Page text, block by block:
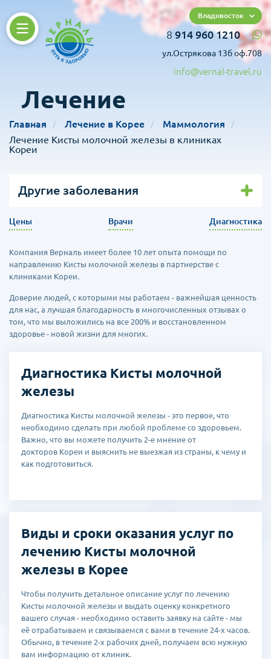
Владивосток
8 914 960 1210
ул.Острякова 13б оф.708
info@vernal-travel.ru
Лечение
Главная Лечение в Корее
Маммология
Лечение Кисты молочной железы в клиниках
Кореи
Другие заболевания
Цены Врачи Диагностика
Компания Верналь имеет более 10 лет опыта помощи по
направлению Кисты молочной железы в партнерстве с
клиниками Кореи.
Доверие людей, с которыми мы работаем - важнейшая ценность
для нас, а лучшая благодарность в многочисленных отзывах о
том, что мы выложились на все 200% и восстановленном
здоровье - новой жизни для многих.
Диагностика Кисты молочной
железы
Диагностика Кисты молочной железы - это первое, что
необходимо сделать при любой проблеме со здоровьем.
Важно, что вы можете получить 2-е мнение от
докторов Кореи и выяснить не выезжая из страны, к чему и
как подготовиться.
Виды и сроки оказания услуг по
лечению Кисты молочной
железы в Корее
Чтобы получить детальное описание услуг по лечению
Кисты молочной железы и выдать оценку конкретного
вашего случая - необходимо оставить заявку на сайте - мы
её отрабатываем и связываемся с вами в течение 24-х часов.
Обычно, в течение 2-х рабочих дней, получаем всю нужную
вам информацию от клиник.